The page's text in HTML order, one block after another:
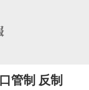
管制 反制